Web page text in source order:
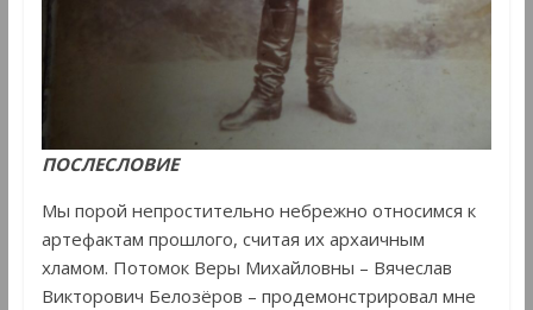
ПОСЛЕСЛОВИЕ
Мы порой непростительно небрежно относимся к
артефактам прошлого, считая их архаичным
хламом. Потомок Веры Михайловны – Вячеслав
Викторович Белозёров – продемонстрировал мне